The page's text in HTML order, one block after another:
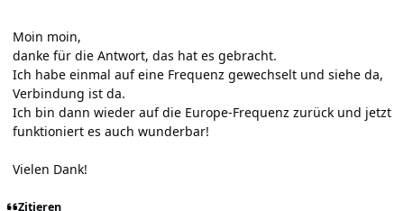
Moin moin,
danke für die Antwort, das hat es gebracht.
Ich habe einmal auf eine Frequenz gewechselt und siehe da,
Verbindung ist da.
Ich bin dann wieder auf die Europe-Frequenz zurück und jetzt
funktioniert es auch wunderbar!
Vielen Dank!
Zitieren